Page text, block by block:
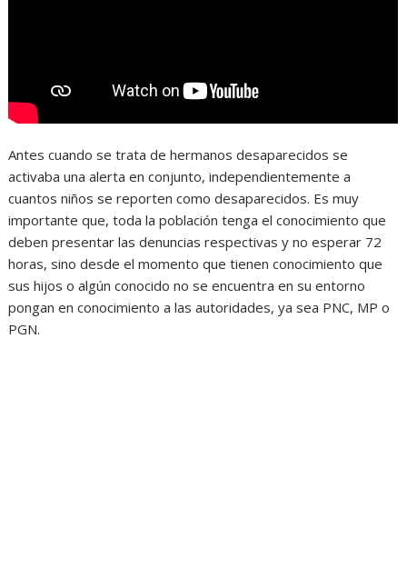
Antes cuando se trata de hermanos desaparecidos se
activaba una alerta en conjunto, independientemente a
cuantos niños se reporten como desaparecidos. Es muy
importante que, toda la población tenga el conocimiento que
deben presentar las denuncias respectivas y no esperar 72
horas, sino desde el momento que tienen conocimiento que
sus hijos o algún conocido no se encuentra en su entorno
pongan en conocimiento a las autoridades, ya sea PNC, MP o
PGN.